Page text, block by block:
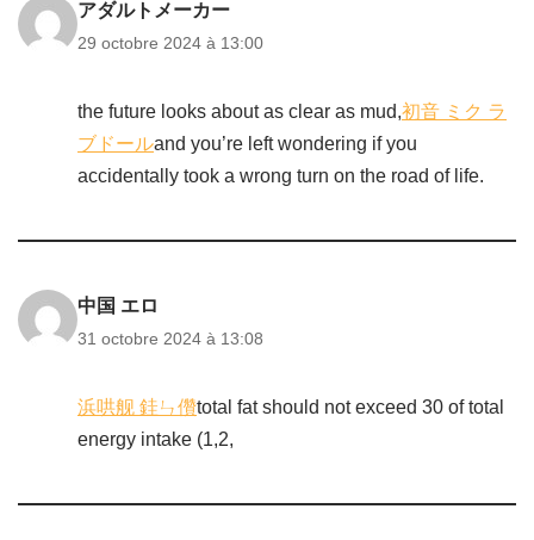
アダルトメーカー
29 octobre 2024 à 13:00
the future looks about as clear as mud,初音 ミク ラ
ブドールand you’re left wondering if you
accidentally took a wrong turn on the road of life.
中国 エロ
31 octobre 2024 à 13:08
浜哄舰 銈ㄣ儹total fat should not exceed 30 of total
energy intake (1,2,